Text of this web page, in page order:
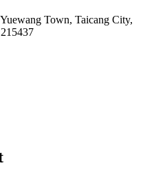
Town, Taicang City,